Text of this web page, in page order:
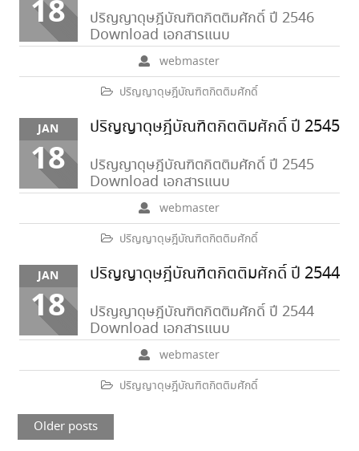
18
webmaster
ปริญญาดุษฎีบัณฑิตกิตติมศักดิ์
ปริญญาดุษฎีบัณฑิตกิตติมศักดิ์ ปี 2546
Download เอกสารแนบ
JAN
18
ปริญญาดุษฎีบัณฑิตกิตติมศักดิ์ ปี 2545
webmaster
ปริญญาดุษฎีบัณฑิตกิตติมศักดิ์
ปริญญาดุษฎีบัณฑิตกิตติมศักดิ์ ปี 2545
Download เอกสารแนบ
JAN
18
ปริญญาดุษฎีบัณฑิตกิตติมศักดิ์ ปี 2544
webmaster
ปริญญาดุษฎีบัณฑิตกิตติมศักดิ์
ปริญญาดุษฎีบัณฑิตกิตติมศักดิ์ ปี 2544
Download เอกสารแนบ
Posts
navigation
Older posts